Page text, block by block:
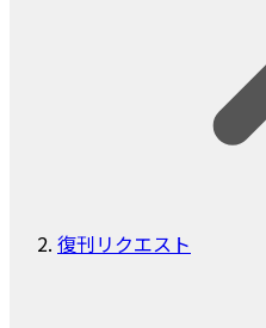
復刊リクエスト